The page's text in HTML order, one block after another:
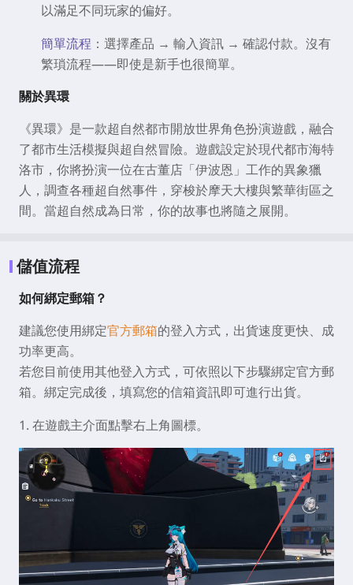
以滿足不同玩家的偏好。
簡單流程 ：選擇產品 → 輸入資訊 → 確認付款。沒有
繁瑣流程——即使是新手也很簡單。
關於異環
《異環》是一款超自然都市開放世界角色扮演遊戲，融合
了都市生活模擬與超自然冒險。遊戲設定於現代都市海特
洛市，你將扮演一位在古董店「伊波恩」工作的異象獵
人，調查各種超自然事件，穿梭於摩天大樓與繁華街區之
間。當超自然成為日常，你的故事也將隨之展開。
儲值流程
如何綁定郵箱？
建議您使用綁定官方郵箱的登入方式，出貨速度更快、成
功率更高。
若您目前使用其他登入方式，可依照以下步驟綁定官方郵
箱。綁定完成後，填寫您的信箱資訊即可進行出貨。
1. 在遊戲主介面點擊右上角圖標。